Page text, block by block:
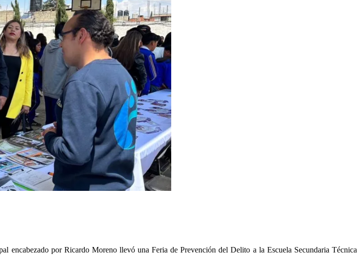
encabezado por Ricardo Moreno llevó una Feria de Prevención del Delito a la Escuela Secundaria Técnica